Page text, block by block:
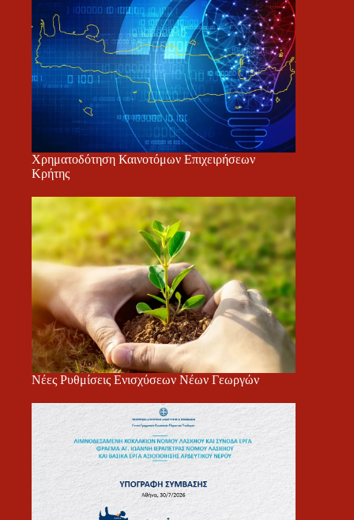
Χρηματοδότηση Καινοτόμων Επιχειρήσεων
Κρήτης
Νέες Ρυθμίσεις Ενισχύσεων Νέων Γεωργών